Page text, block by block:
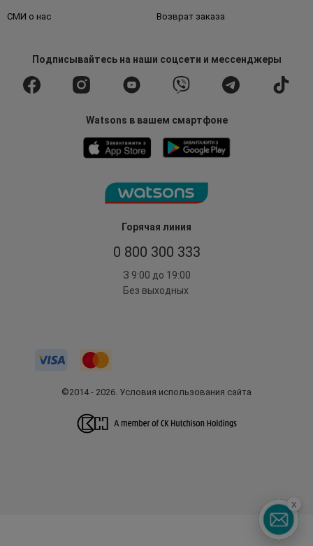
Горячая линия
0 800 300 333
З 9:00 до 19:00
Без выходных
СМИ о нас Возврат заказа
Подписывайтесьна наши соцсети и мессенджеры
Watsons в вашем смартфоне
©2014 - 2026. Условия использования сайта
x